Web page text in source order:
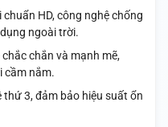
HD, công nghệ chống
ngoài trời.
chắn và mạnh mẽ,
cầm nắm.
thứ 3, đảm bảo hiệu suất ổn